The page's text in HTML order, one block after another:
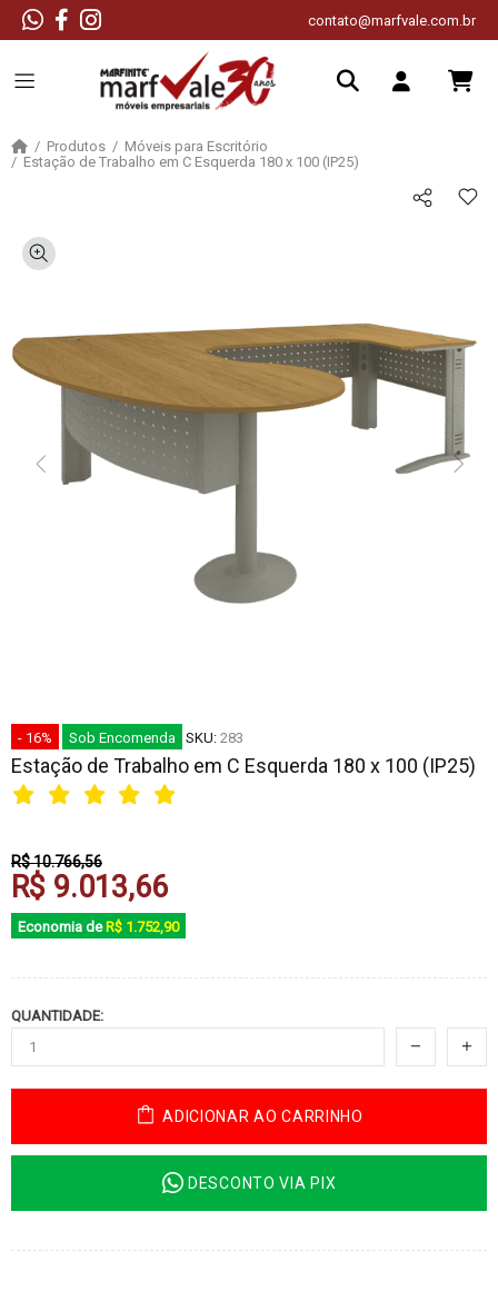
contato@marfvale.com.br
Produtos
Móveis para Escritório
Estação de Trabalho em C Esquerda 180 x 100 (IP25)
- 16% Sob Encomenda SKU: 283
Estação de Trabalho em C Esquerda 180 x 100 (IP25)
R$ 10.766,56
R$ 9.013,66
Economia de R$ 1.752,90
QUANTIDADE:
ADICIONAR AO CARRINHO
DESCONTO VIA PIX